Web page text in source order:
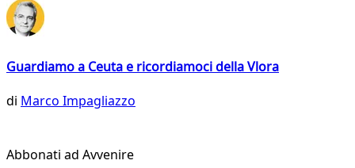
Guardiamo a Ceuta e ricordiamoci della Vlora
di Marco Impagliazzo
Abbonati ad Avvenire